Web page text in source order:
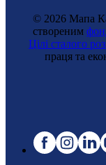
Коняр
© 2026 Мапа
створеним
Цілі сталого
праця та